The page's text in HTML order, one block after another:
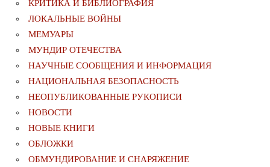
КРИТИКА И БИБЛИОГРАФИЯ
ЛОКАЛЬНЫЕ ВОЙНЫ
МЕМУАРЫ
МУНДИР ОТЕЧЕСТВА
НАУЧНЫЕ СООБЩЕНИЯ И ИНФОРМАЦИЯ
НАЦИОНАЛЬНАЯ БЕЗОПАСНОСТЬ
НЕОПУБЛИКОВАННЫЕ РУКОПИСИ
НОВОСТИ
НОВЫЕ КНИГИ
ОБЛОЖКИ
ОБМУНДИРОВАНИЕ И СНАРЯЖЕНИЕ